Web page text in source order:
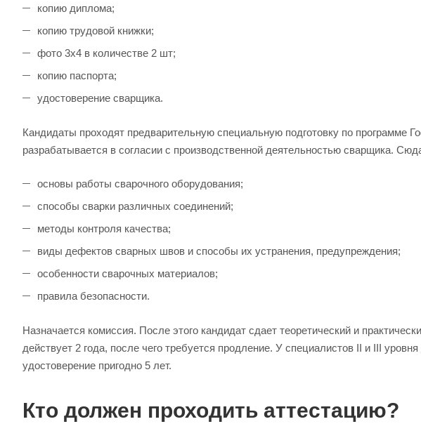
копию диплома;
копию трудовой книжки;
фото 3х4 в количестве 2 шт;
копию паспорта;
удостоверение сварщика.
Кандидаты проходят предварительную специальную подготовку по программе
разрабатывается в согласии с производственной деятельностью сварщика.
основы работы сварочного оборудования;
способы сварки различных соединений;
методы контроля качества;
виды дефектов сварных швов и способы их устранения, предупреждения;
особенности сварочных материалов;
правила безопасности.
Назначается комиссия. После этого кандидат сдает теоретический и
действует 2 года, после чего требуется продление. У специалистов II и III
удостоверение пригодно 5 лет.
Кто должен проходить аттестацию?